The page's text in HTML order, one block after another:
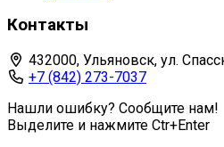
Контакты
432000, Ульяновск, ул.
+7 (842) 273-7037
Нашли ошибку? Сообщите нам!
Выделите и нажмите Ctr+Enter